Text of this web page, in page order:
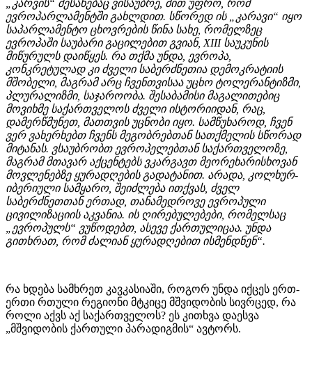
„კარვის“ შესახებაც ვისაუბრე, მით უფრო, რომ
ევროპარლამენტში გახლდით. სწორედ ის „კარავი“ იყო
საპარლამენტო ცხოვრების წინა სახე, რომელზეც
ევროპაში საუბარი გაცილებით გვიან, XIII საუკუნის
მიწურულს დაიწყეს. რა თქმა უნდა, ევროპა,
კონკრეტულად კი ძველი საბერძნეთია დემოკრატიის
მშობელი, მაგრამ არც ჩვენთვისაა უცხო ტოლერანტიზმი,
პლურალიზმი, საჯაროობა. შესაბამისი მაგალითებიც
მოვიხმე საქართველოს ძველი ისტორიიდან, რაც,
დამერწმუნეთ, მათთვის უცნობი იყო. სამწუხაროდ, ჩვენ
ვერ ვახერხებთ ჩვენს მეგობრებთან სათქმელის სწორად
მიტანას. ვსაუბრობთ ევროპელებთან საქართველოზე,
მაგრამ მთავარ აქცენტებს ვკარგავთ მეორეხარისხოვან
მოვლენებზე ყურადღების გადატანით. არადა, კოლხურ-
იბერიული სამყარო, შეიძლება ითქვას, ძველ
საბერძნეთთან ერთად, თანამედროვე ევროპული
ცივილიზაციის აკვანია. ის ღირებულებები, რომელსაც
„ევროპულს“ ვუწოდებთ, ასევე ქართულიცაა. უნდა
გითხრათ, რომ ძალიან ყურადღებით ისმენდნენ“.
რა ხდება სამხრეთ კავკასიაში, როგორ უნდა იქცეს ერთ-
ერთი რთული რეგიონი მტკიცე მშვიდობის სივრცედ, რა
როლი აქვს აქ საქართველოს? ეს კითხვა დაესვა
„მშვიდობის ქართული პარადიგმის“ ავტორს.